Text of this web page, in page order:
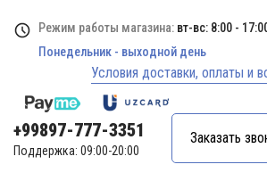
Режим работы магазина: вт-вс: 8:00 -
Понедельник - выходной день
Условия доставки, оплаты и
+99897-777-3351
Поддержка: 09:00-20:00
Заказать